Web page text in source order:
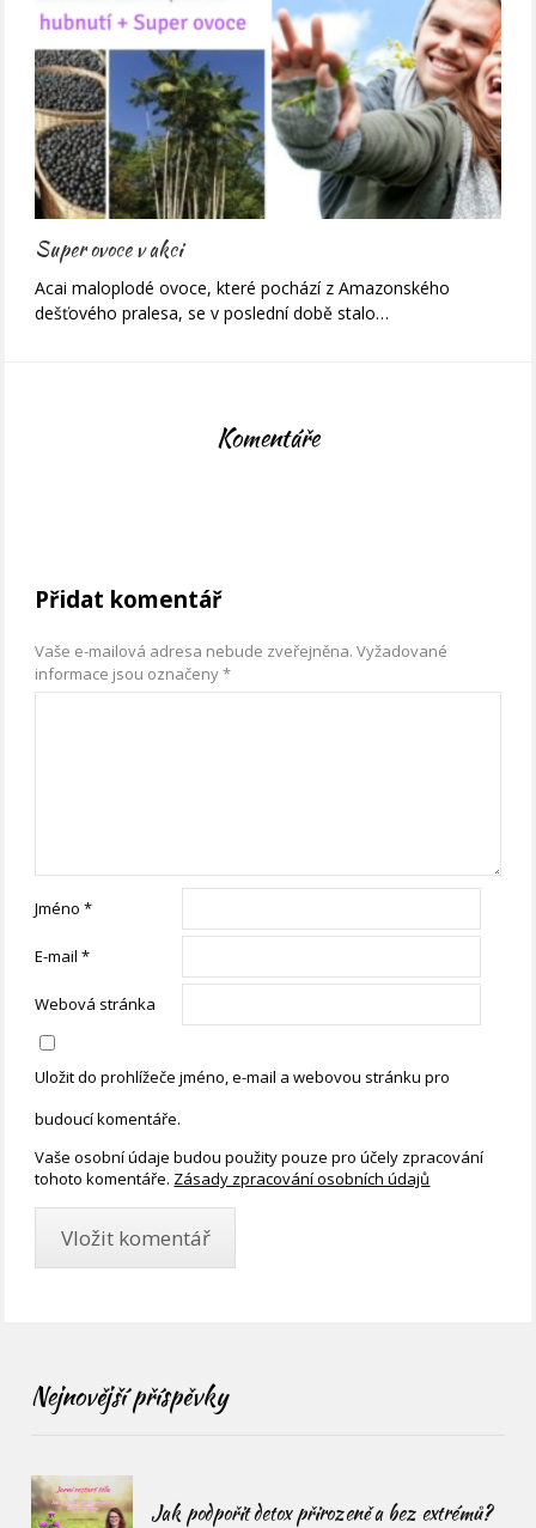
Super ovoce v akci
Acai maloplodé ovoce, které pochází z Amazonského
dešťového pralesa, se v poslední době stalo…
Komentáře
Přidat komentář
Vaše e-mailová adresa nebude zveřejněna. Vyžadované
informace jsou označeny*
Jméno*
E-mail*
Webová stránka
Uložit do prohlížeče jméno, e-mail a webovou stránku pro
budoucí komentáře.
Vaše osobní údaje budou použity pouze pro účely zpracování
tohoto komentáře. Zásady zpracování osobních údajů
Nejnovější příspěvky
Jak podpořit detox přirozeně a bez extrémů?